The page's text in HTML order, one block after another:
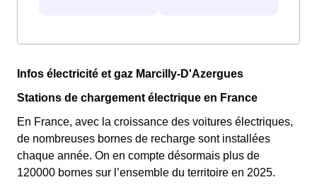
Infos électricité et gaz Marcilly-D'Azergues
Stations de chargement électrique en France
En France, avec la croissance des voitures électriques,
de nombreuses bornes de recharge sont installées
chaque année. On en compte désormais plus de
120000 bornes sur l’ensemble du territoire en 2025.